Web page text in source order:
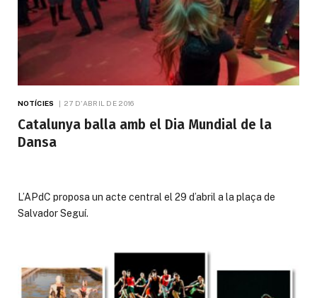
NOTÍCIES 27 D'ABRIL DE 2016
Catalunya balla amb el Dia Mundial de la
Dansa
L’APdC proposa un acte central el 29 d’abril a la plaça de
Salvador Seguí.